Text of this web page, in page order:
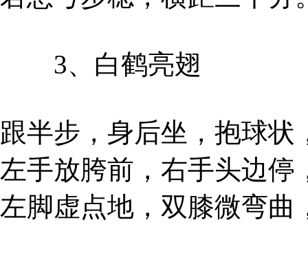
3、白鹤亮翅
跟半步，身后坐，抱球状
左手放胯前，右手头边停
左脚虚点地，双膝微弯曲